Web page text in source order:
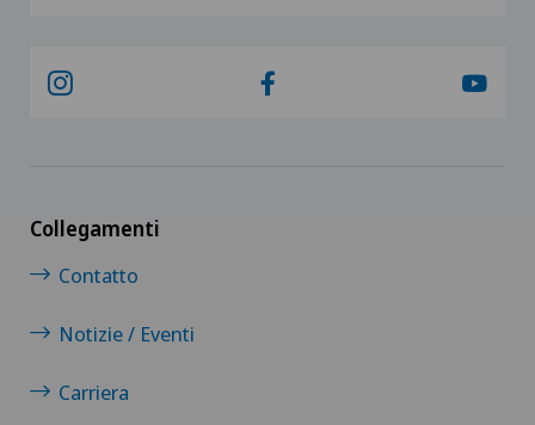
Collegamenti
Contatto
Notizie / Eventi
Carriera